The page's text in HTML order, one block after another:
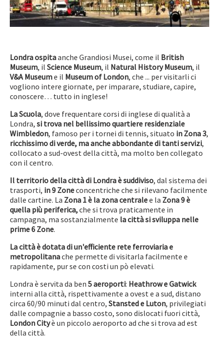
Londra ospitaanche Grandiosi Musei, come il British
Museum, il Science Museum, il Natural History Museum, il
V&A Museume il Museum of London, che ... per visitarli ci
vogliono intere giornate, per imparare, studiare, capire,
conoscere… tutto in inglese!
La Scuola, dove frequentare corsi di inglese di qualità a
Londra, si trova nel bellissimo quartiere residenziale
Wimbledon, famoso per i tornei di tennis, situato in Zona 3,
ricchissimo di verde, ma anche abbondante di tanti servizi,
collocato a sud-ovest della città, ma molto ben collegato
con il centro.
Il territorio della città di Londra è suddiviso, dal sistema dei
trasporti, in 9 Zoneconcentriche che si rilevano facilmente
dalle cartine. La Zona 1 è la zona centralee la Zona 9 è
quella più periferica,che si trova praticamente in
campagna, ma sostanzialmente la città si sviluppa nelle
prime 6 Zone.
La città è dotata di un'efficiente rete ferroviaria e
metropolitanache permette di visitarla facilmente e
rapidamente, pur se con costi un pò elevati.
Londra è servita da ben 5 aeroporti: Heathrow e Gatwick
interni alla città, rispettivamente a ovest e a sud, distano
circa 60/90 minuti dal centro, Stansted e Luton, privilegiati
dalle compagnie a basso costo, sono dislocati fuori città,
London Cityè un piccolo aeroporto ad che si trova ad est
della città.